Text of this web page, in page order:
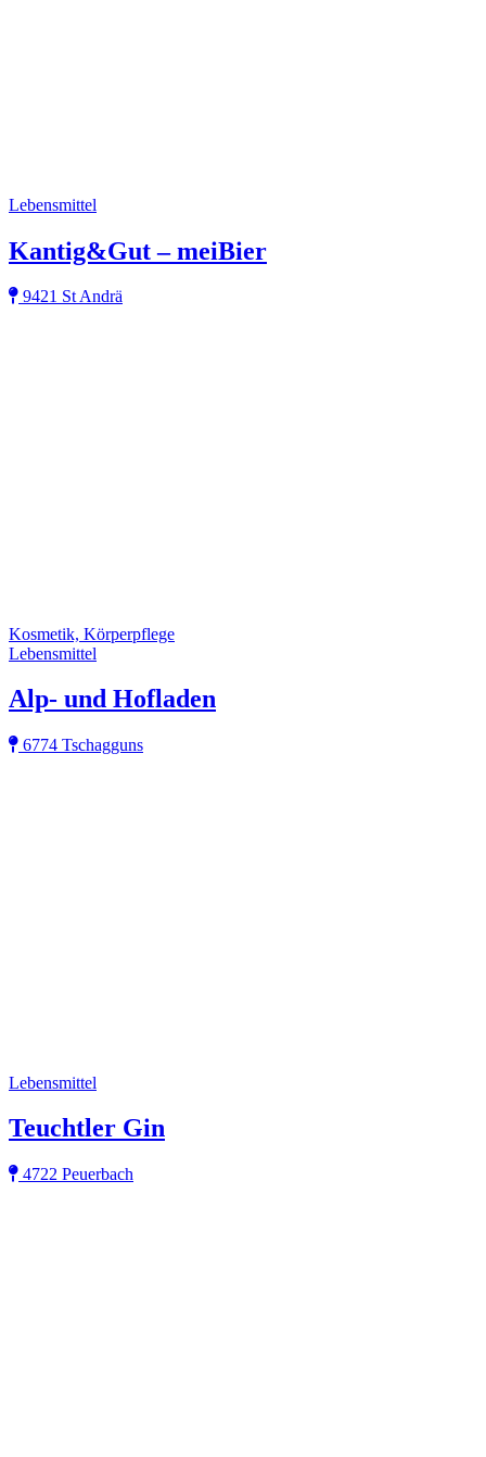
Lebensmittel
Kantig&Gut – meiBier
9421 St Andrä
Kosmetik, Körperpflege
Lebensmittel
Alp- und Hofladen
6774 Tschagguns
Lebensmittel
Teuchtler Gin
4722 Peuerbach